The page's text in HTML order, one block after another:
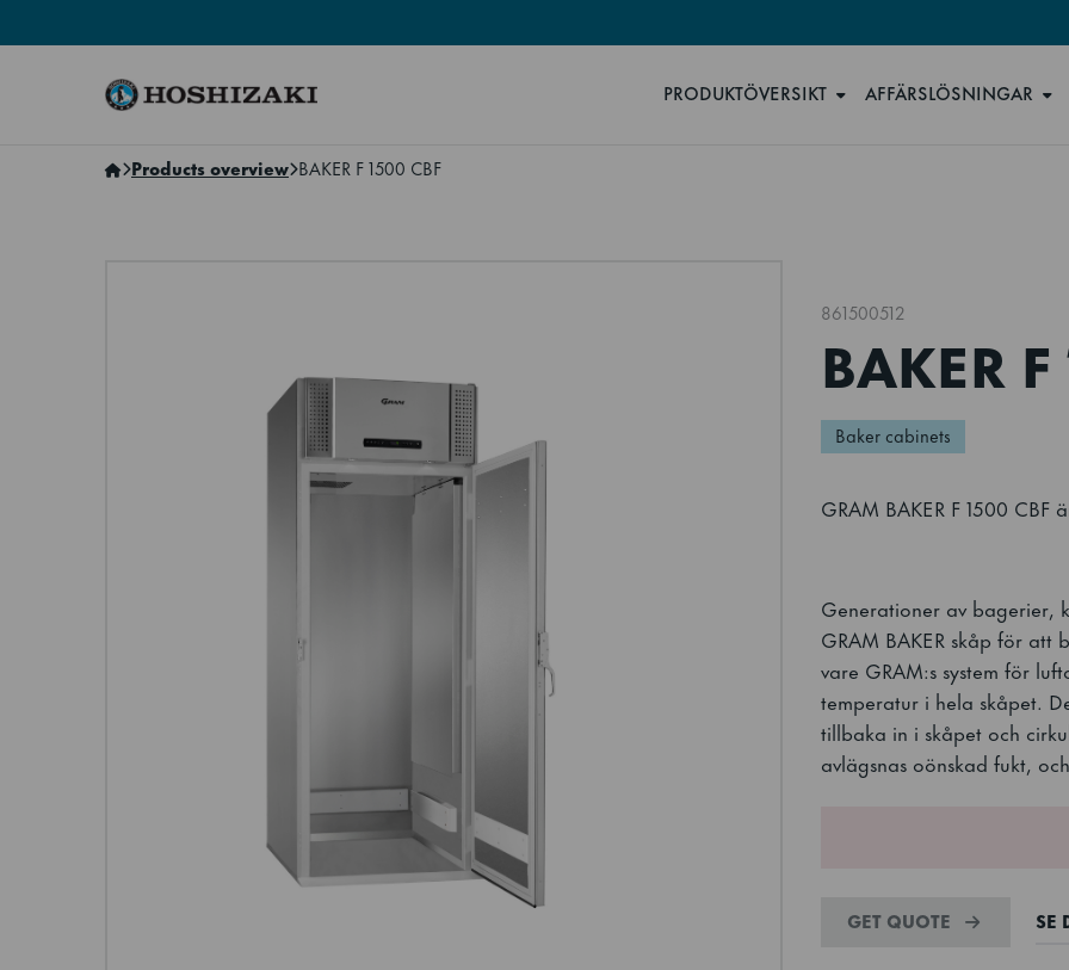
PRODUKTÖVERSIKT AFFÄRSLÖSNINGAR
Products overview BAKER F 1500 CBF
861500512
BAKER
Baker cabinets
GRAM BAKER F 1500
Generationer av bagerier,
GRAM BAKER skåp för att
vare GRAM:s system för
temperatur i hela skåpet.
tillbaka in i skåpet och
avlägsnas oönskad fukt,
GET QUOTE SE